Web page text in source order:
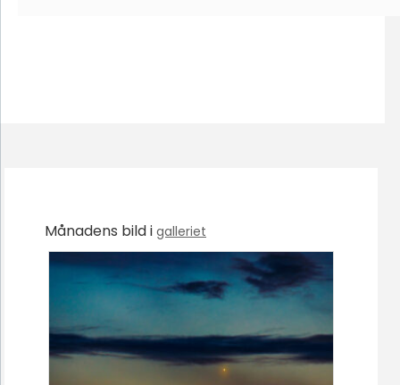
Månadens bild i galleriet